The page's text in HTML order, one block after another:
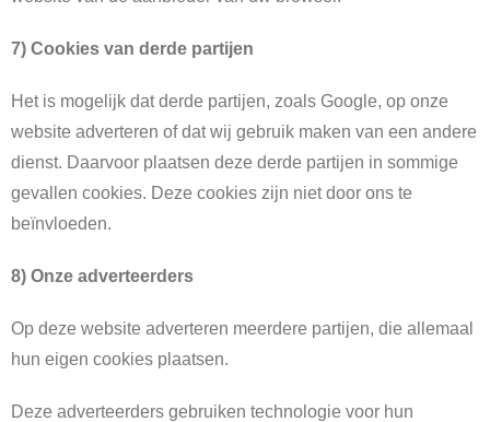
7) Cookies van derde partijen
Het is mogelijk dat derde partijen, zoals Google, op onze
website adverteren of dat wij gebruik maken van een andere
dienst. Daarvoor plaatsen deze derde partijen in sommige
gevallen cookies. Deze cookies zijn niet door ons te
beïnvloeden.
8) Onze adverteerders
Op deze website adverteren meerdere partijen, die allemaal
hun eigen cookies plaatsen.
Deze adverteerders gebruiken technologie voor hun